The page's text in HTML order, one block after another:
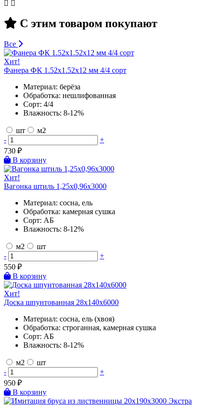
С этим товаром покупают
Все
Хит!
Фанера ФК 1.52х1.52х12 мм 4/4 сорт
Материал: берёза
Обработка: нешлифованная
Сорт: 4/4
Влажность: 8-12%
шт
м2
-
+
730 ₽
В корзину
Хит!
Вагонка штиль 1,25х0,96х3000
Материал: сосна, ель
Обработка: камерная сушка
Сорт: АБ
Влажность: 8-12%
м2
шт
-
+
550 ₽
В корзину
Хит!
Доска шпунтованная 28х140х6000
Материал: сосна, ель (хвоя)
Обработка: строганная, камерная сушка
Сорт: АБ
Влажность: 8-12%
м2
шт
-
+
950 ₽
В корзину